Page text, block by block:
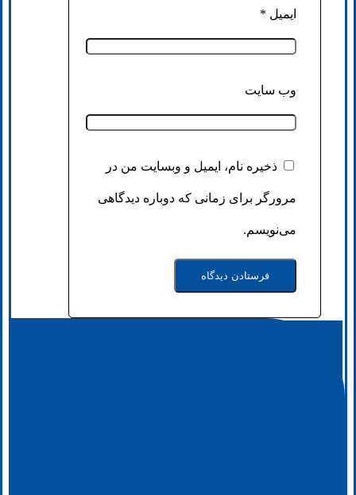
ایمیل *
وب‌ سایت
ذخیره نام، ایمیل و وبسایت من در
مرورگر برای زمانی که دوباره دیدگاهی
می‌نویسم.